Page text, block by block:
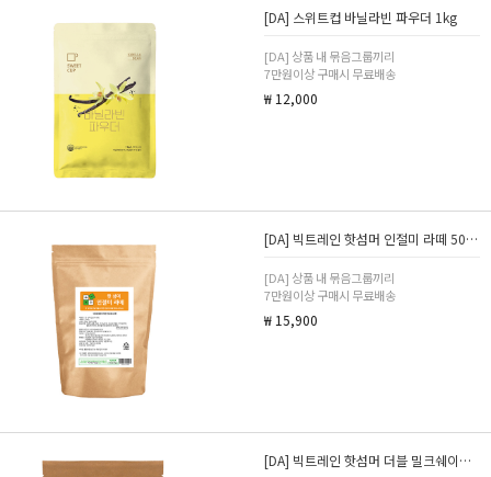
[DA] 스위트컵 바닐라빈 파우더 1kg
[DA] 상품 내 묶음그룹끼리
7만원이상 구매시 무료배송
₩ 12,000
[DA] 빅트레인 핫섬머 인절미 라떼 500g
[DA] 상품 내 묶음그룹끼리
7만원이상 구매시 무료배송
₩ 15,900
[DA] 빅트레인 핫섬머 더블 밀크쉐이크 1kg